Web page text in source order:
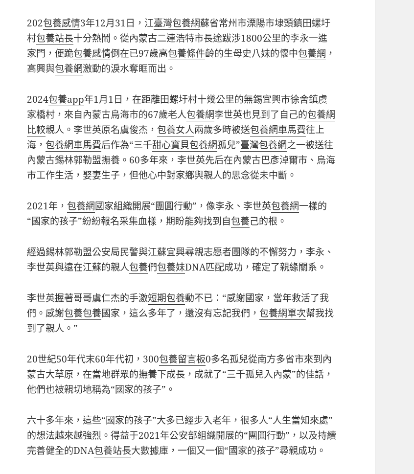
202包養感情3年12月31日，江臺灣包養網蘇省常州市溧陽市埭頭鎮田螺圩
村包養站長十分熱鬧。從內蒙古二連浩特市長途跋涉1800公里的李永一進
家門，便跪包養感情倒在已97歲高包養條件齡的生母史八妹的懷中包養網 ，
高興與包養網激動的淚水奪眶而出。
2024包養app年1月1日，在距離田螺圩村十幾公里的無錫宜興市徐舍鎮虞
家橋村，來自內蒙古烏海市的67歲老人包養網李世英也見到了自己的包養網
比較親人。李世英原名虞俊杰， 包養女人兩歲多時被送包養網車馬費往上
海， 包養網車馬費后作為“三千甜心寶貝包養網孤兒”臺灣包養網之一被送往
內蒙古錫林郭勒盟撫養。60多年來，李世英先后在內蒙古巴彥淖爾市、烏海
市工作生活，娶妻生子，但他心中對家鄉與親人的思念從未中斷。
2021年， 包養網國家組織開展“團圓行動”，像李永、李世英包養網一樣的
“國家的孩子”紛紛報名采集血樣，期盼能夠找到自包養己的根。
經過錫林郭勒盟公安局民警與江蘇宜興尋親志愿者團隊的不懈努力，李永、
李世英與遠在江蘇的親人包養們包養妹DNA匹配成功，確定了親緣關系。
李世英握著哥哥虞仁杰的手激短期包養動不已：“感謝國家，當年救活了我
們。感謝包養包養國家，這么多年了，還沒有忘記我們， 包養網單次幫我找
到了親人。”
20世紀50年代末60年代初，300包養留言板0多名孤兒從南方多省市來到內
蒙古大草原，在當地群眾的撫養下成長，成就了“三千孤兒入內蒙”的佳話，
他們也被親切地稱為“國家的孩子”。
六十多年來，這些“國家的孩子”大多已經步入老年，很多人“人生當知來處”
的想法越來越強烈。得益于2021年公安部組織開展的“團圓行動”，以及持續
完善健全的DNA包養站長大數據庫，一個又一個“國家的孩子”尋親成功。